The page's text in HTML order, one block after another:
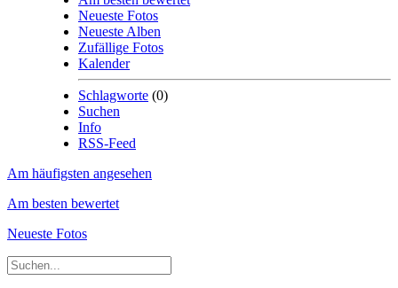
Neueste Fotos
Neueste Alben
Zufällige Fotos
Kalender
Schlagworte (0)
Suchen
Info
RSS-Feed
Am häufigsten angesehen
Am besten bewertet
Neueste Fotos